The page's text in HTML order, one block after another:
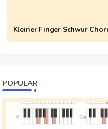
Kleiner Finger Schwur
POPULAR